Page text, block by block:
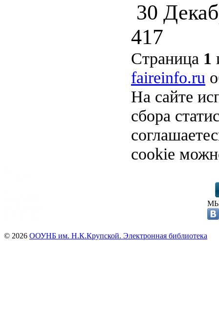
30
417
Страница 1
faireinfo.ru
На сайте
сбора
cookie
© 2026 ООУНБ им. Н.К.Крупской. Электронная библиотека